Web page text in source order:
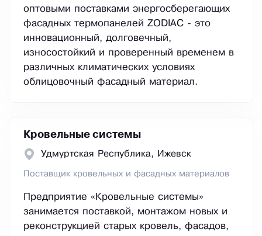
оптовыми поставками энергосберегающих
фасадных термопанелей ZODIAC - это
инновационный, долговечный,
износостойкий и проверенный временем в
различных климатических условиях
облицовочный фасадный материал.
Кровельные системы
Удмуртская Республика, Ижевск
Поставщик кровельных и фасадных материалов
Предприятие «Кровельные системы»
занимается поставкой, монтажом новых и
реконструкцией старых кровель, фасадов,